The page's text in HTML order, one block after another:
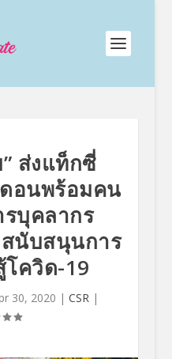
ส่งแท็กซี่
อนพร้อมคน
บุคลากร
นับสนุนการ
ควิด-19
30, 2020 | CSR|